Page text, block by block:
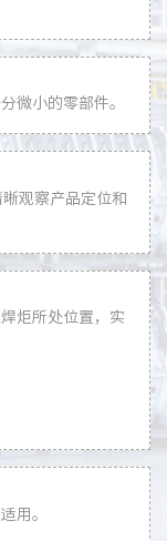
微小的零部件。
观察产品定位和
炬所处位置，实
用。